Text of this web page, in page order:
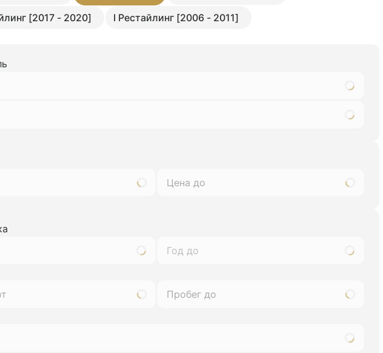
[2017 - 2020]
I Рестайлинг [2006 - 2011]
Год до